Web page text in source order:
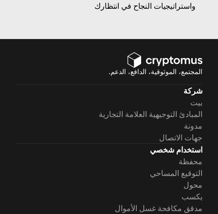
واستراتيجيات النجاح في انتظارك
المجتمع، الموثوقية، الدافع، الدعم.
شركة
بيت
المبادئ التوجيهية العلامة التجارية
مدونة
جهات الاتصال
استخدام شخصي
محفظة
التوقيع المساحي
محول
يكسب
مدقق مكافحة غسل الأموال